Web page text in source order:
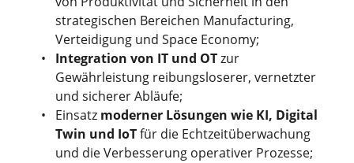
strategischen Bereichen Manufacturing,
Verteidigung und Space Economy;
Integration von IT und OTzur
Gewährleistung reibungsloserer, vernetzter
und sicherer Abläufe;
Einsatz moderner Lösungen wie KI, Digital
Twin und IoTfür die Echtzeitüberwachung
und die Verbesserung operativer Prozesse;